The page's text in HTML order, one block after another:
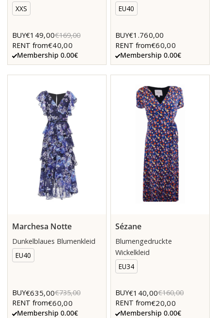
XXS
BUY€149,00€169,00
RENT from€40,00
Membership 0.00€
EU40
BUY€1.760,00
RENT from€60,00
Membership 0.00€
Marchesa Notte
Dunkelblaues Blumenkleid
EU40
BUY€635,00€735,00
RENT from€60,00
Membership 0.00€
Sézane
Blumengedruckte
Wickelkleid
EU34
BUY€140,00€160,00
RENT from€20,00
Membership 0.00€